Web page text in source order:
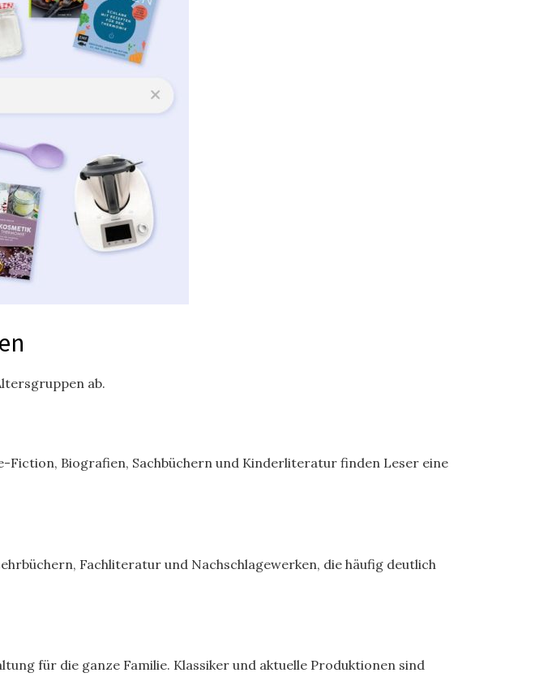
ab.
Fiction, Biografien, Sachbüchern und Kinderliteratur finden Leser eine
Fachliteratur und Nachschlagewerken, die häufig deutlich
für die ganze Familie. Klassiker und aktuelle Produktionen sind